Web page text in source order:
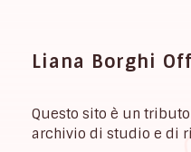
Liana Borghi
Questo sito è un
archivio di studio e di